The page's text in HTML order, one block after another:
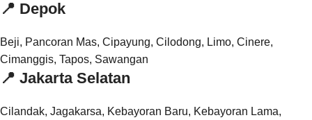
📍 Depok
Beji, Pancoran Mas, Cipayung, Cilodong, Limo, Cinere,
Cimanggis, Tapos, Sawangan
📍 Jakarta Selatan
Cilandak, Jagakarsa, Kebayoran Baru, Kebayoran Lama,